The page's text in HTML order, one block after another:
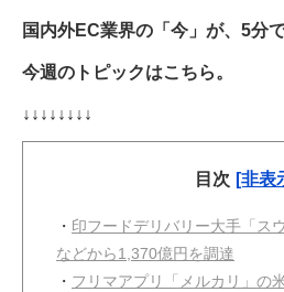
国内外EC業界の「今」が、5分
今週のトピックはこちら。
↓↓↓↓↓↓↓↓
目次 [非表
・ 印フードデリバリー大手「ス
などから1,370億円を調達
・ フリマアプリ「メルカリ」の